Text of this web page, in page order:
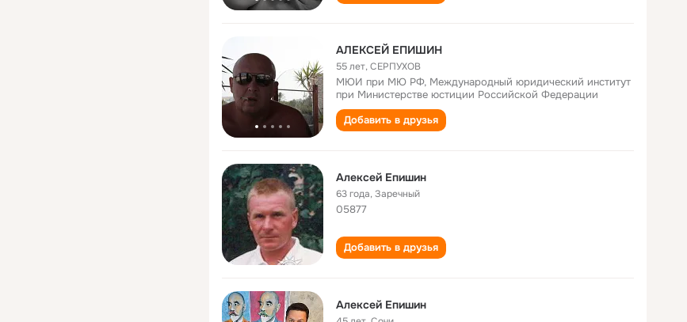
АЛЕКСЕЙ ЕПИШИН
55 лет,СЕРПУХОВ
МЮИ при МЮ РФ, Международный юридический институт
при Министерстве юстиции Российской Федерации
Добавить в друзья
Алексей Епишин
63 года,Заречный
05877
Добавить в друзья
Алексей Епишин